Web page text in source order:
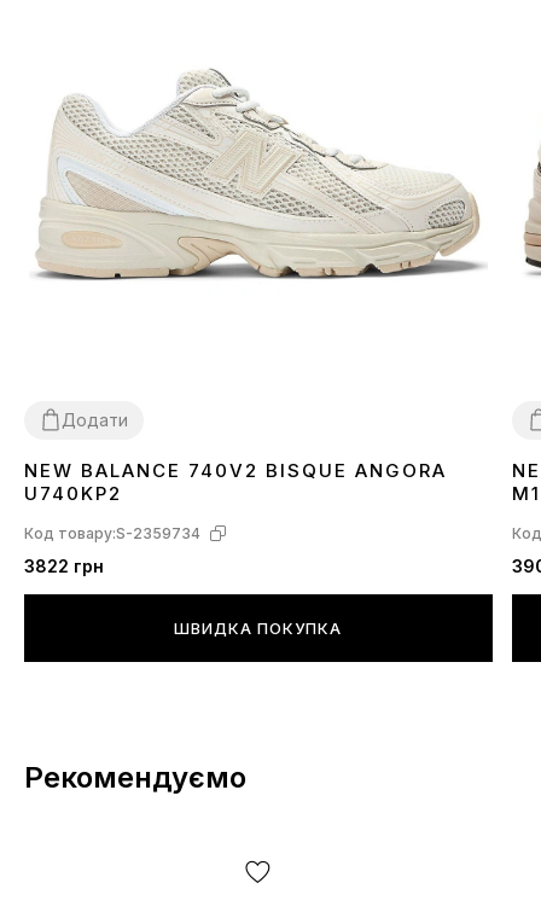
Додати
4142 4445
NEW BALANCE 740V2 BISQUE ANGORA
U740KP2
Код товару:S-2359734
3822 грн
ШВИДКА ПОКУПКА
Рекомендуємо